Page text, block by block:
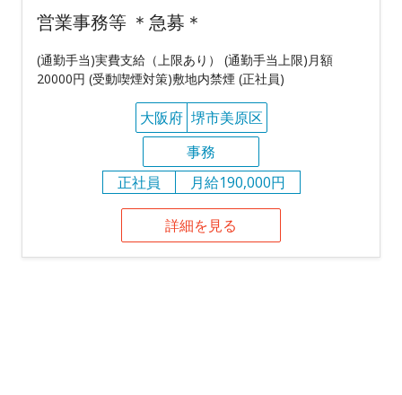
営業事務等 ＊急募＊
(通勤手当)実費支給（上限あり） (通勤手当上限)月額
20000円 (受動喫煙対策)敷地内禁煙 (正社員)
大阪府 堺市美原区
事務
正社員
月給190,000円
詳細を見る